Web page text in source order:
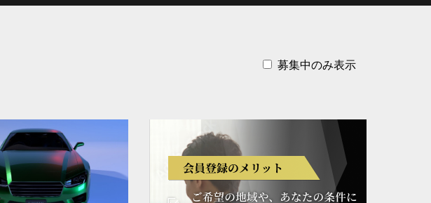
熊本県
募集中のみ表示